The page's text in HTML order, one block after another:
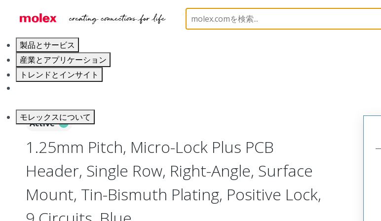
製品とサービス
産業とアプリケーション
トレンドとインサイト
モレックスについて
PCB / Wire Connectors PCB Headers and Receptacles 505567
Active
1.25mm Pitch, Micro-Lock Plus PCB
Header, Single Row, Right-Angle, Surface
Mount, Tin-Bismuth Plating, Positive Lock,